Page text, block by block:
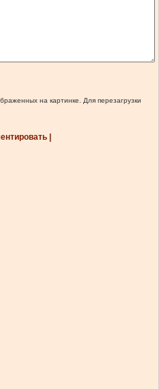
на картинке. Для перезагрузки
|